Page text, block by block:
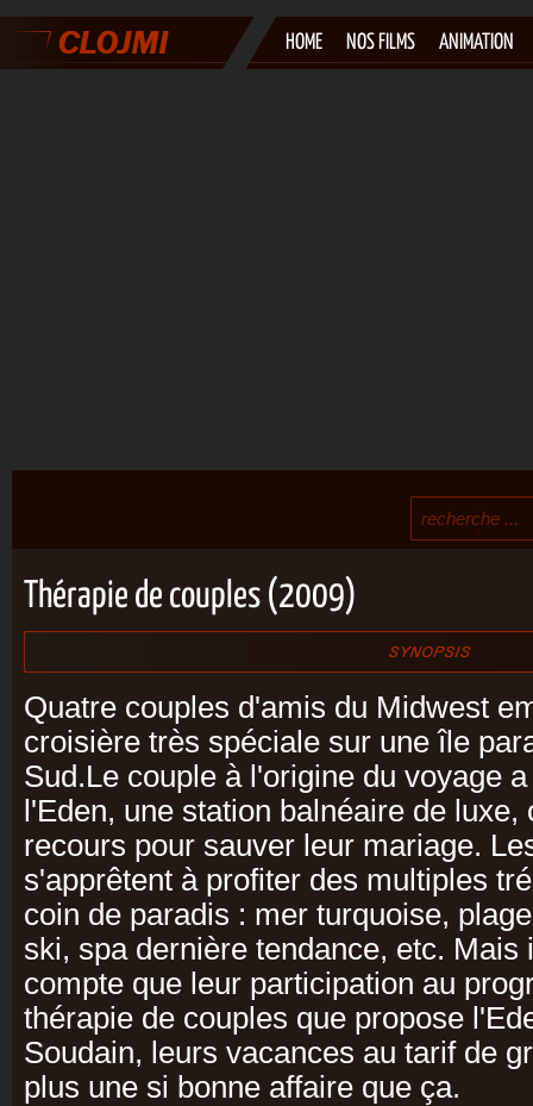
HOME NOS FILMS ANIMATION
Thérapie de couples (2009)
Quatre couples d'amis du Midwest
croisière très spéciale sur une île
Sud.Le couple à l'origine du voyage
l'Eden, une station balnéaire de luxe,
recours pour sauver leur mariage.
s'apprêtent à profiter des multiples
coin de paradis : mer turquoise,
ski, spa dernière tendance, etc. Mais
compte que leur participation au
thérapie de couples que propose
Soudain, leurs vacances au tarif de
plus une si bonne affaire que ça.